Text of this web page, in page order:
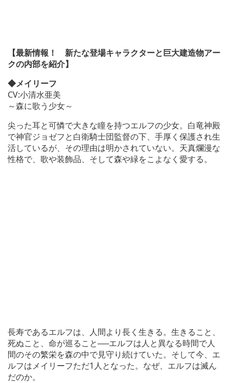
【最新情報！ 新たな登場キャラクターと巨大建造物アー
クの内部を紹介】
◆メイリーフ
CV:小清水亜美
～森に歌う少女～
尖った耳と可憐で大きな瞳を持つエルフの少女。白竜神殿
で神官ジョゼフと白衛騎士団監督の下、手厚く保護され生
活しているが、その理由は明かされていない。天真爛漫な
性格で、歌や装飾品、そして森や緑をこよなく愛する。
長寿であるエルフは、人間より長く生きる。生きること、
死ぬこと、命が巡ること──エルフは人と異なる時間で人
間のその繁栄を森の中で見守り続けていた。そして今、エ
ルフはメイリーフただ1人となった。なぜ、エルフは滅ん
だのか。